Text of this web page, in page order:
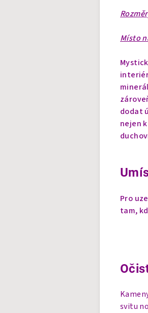
Místo
dodat
nejen
Pro
tam,
svitu